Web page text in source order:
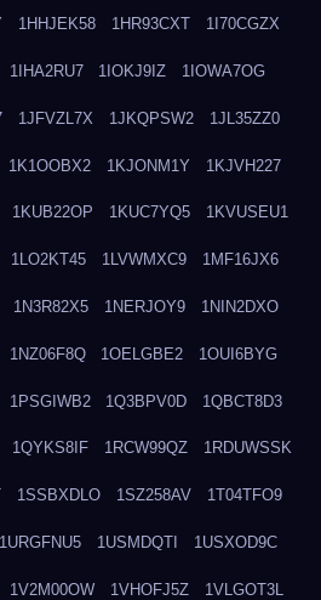
1HHJEK58 1HR93CXT 1I70CGZX
1IHA2RU7 1IOKJ9IZ 1IOWA7OG
1JFVZL7X 1JKQPSW2 1JL35ZZ0
1K1OOBX2 1KJONM1Y 1KJVH227
1KUB22OP 1KUC7YQ5 1KVUSEU1
1LO2KT45 1LVWMXC9 1MF16JX6
1N3R82X5 1NERJOY9 1NIN2DXO
1NZ06F8Q 1OELGBE2 1OUI6BYG
1PSGIWB2 1Q3BPV0D 1QBCT8D3
1QYKS8IF 1RCW99QZ 1RDUWSSK
1SSBXDLO 1SZ258AV 1T04TFO9
1URGFNU5 1USMDQTI 1USXOD9C
1V2M00OW 1VHOFJ5Z 1VLGOT3L